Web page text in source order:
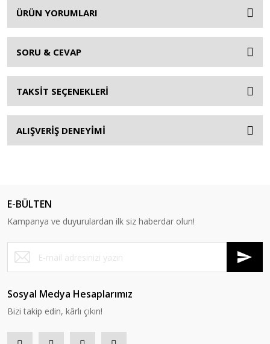
ÜRÜN YORUMLARI
SORU & CEVAP
TAKSİT SEÇENEKLERİ
ALIŞVERİŞ DENEYİMİ
E-BÜLTEN
Kampanya ve duyurulardan ilk siz haberdar olun!
Sosyal Medya Hesaplarımız
Bizi takip edin, kârlı çıkın!